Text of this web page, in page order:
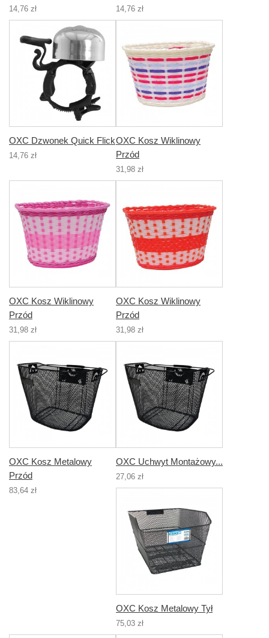
14,76 zł 14,76 zł
OXC Dzwonek Quick Flick
14,76 zł
OXC Kosz Wiklinowy
Przód
31,98 zł
OXC Kosz Wiklinowy
Przód
31,98 zł
OXC Kosz Wiklinowy
Przód
31,98 zł
OXC Kosz Metalowy
Przód
83,64 zł
OXC Uchwyt Montażowy...
27,06 zł
OXC Kosz Metalowy Tył
75,03 zł